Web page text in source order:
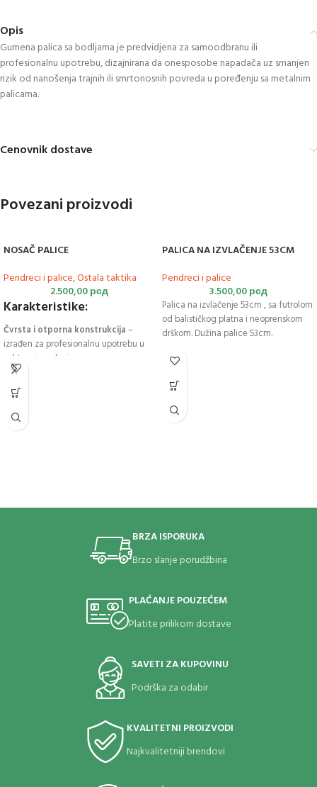
Opis
Gumena palica sa bodljama je predvidjena za samoodbranu ili
profesionalnu upotrebu, dizajnirana da onesposobe napadača uz smanjen
rizik od nanošenja trajnih ili smrtonosnih povreda u poređenju sa metalnim
palicama.
Cenovnik dostave
Povezani proizvodi
NOSAČ PALICE
Pendreci i palice,Ostala taktika
2.500,00рсд
Karakteristike:
Čvrsta i otporna konstrukcija –
izrađen za profesionalnu upotrebu u
zahtevnim uslovima
palica i lampi
Podesiv sistem stezanja
uklanja, dok nosač ostaje pričvršćen na
Jednostavan za korišćenje, idealan za
sve ljubitelje taktičke opreme
traje – pravi izbor za sve koji ne pristaju
PALICA NA IZVLAČENJE 53CM
Pendreci i palice
3.500,00рсд
Palica na izvlačenje 53cm , sa futrolom
od balističkog platna i neoprenskom
drškom. Dužina palice 53cm.
BRZA ISPORUKA
Brzo slanje porudžbina
PLAĆANJE POUZEĆEM
Platite prilikom dostave
SAVETI ZA KUPOVINU
Podrška za odabir
KVALITETNI PROIZVODI
Najkvalitetniji brendovi